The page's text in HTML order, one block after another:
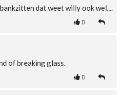
dat weet willy ook wel....
0
of breaking glass.
0